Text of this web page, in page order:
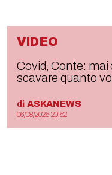
VIDEO
Covid, Conte:
scavare quanto
di ASKANEWS
06/08/2026 20:52